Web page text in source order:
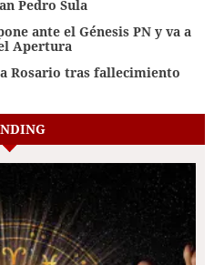
Pedro Sula
ante el Génesis PN y va a
Apertura
Rosario tras fallecimiento